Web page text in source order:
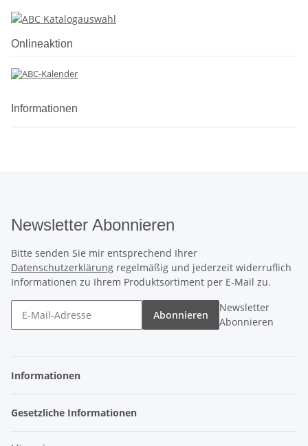
Onlineaktion
Informationen
Newsletter Abonnieren
Bitte senden Sie mir entsprechend Ihrer
Datenschutzerklärung regelmäßig und jederzeit widerruflich
Informationen zu Ihrem Produktsortiment per E-Mail zu.
Abonnieren
Newsletter
Abonnieren
Informationen
Gesetzliche Informationen